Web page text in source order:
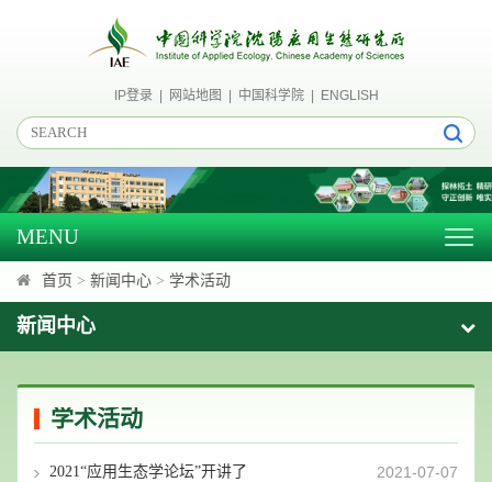
IP登录| 网站地图 中国科学院| ENGLISH
MENU
首页 > 新闻中心 > 学术活动
新闻中心
学术活动
2021-07-07
2021“应用生态学论坛”开讲了